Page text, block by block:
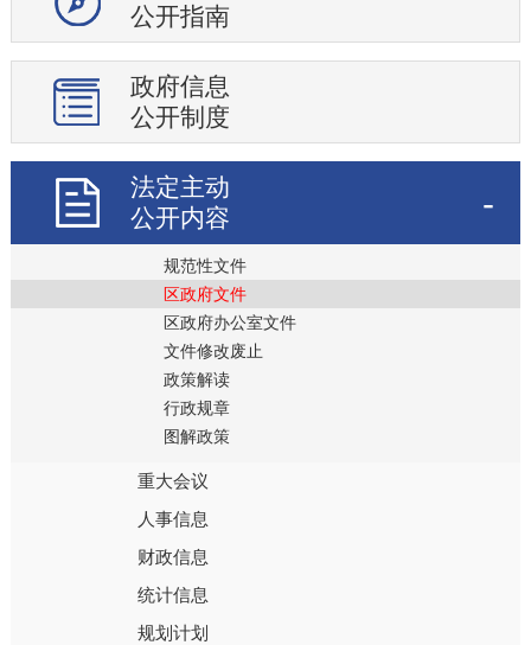
公开指南
政府信息
公开制度
法定主动
公开内容
地区概况
政策文件
规范性文件
区政府文件
区政府办公室文件
文件修改废止
政策解读
行政规章
图解政策
重大会议
人事信息
财政信息
统计信息
规划计划